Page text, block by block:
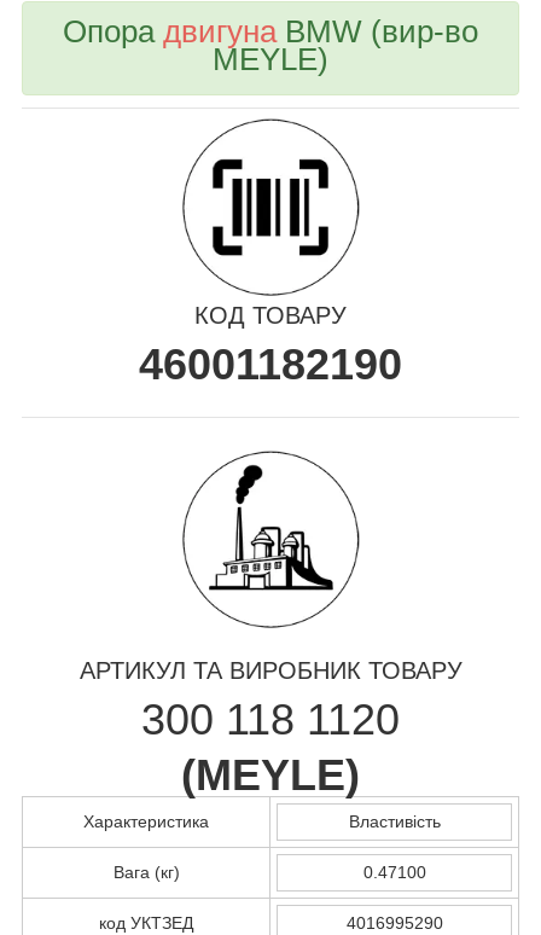
Опора двигунаBMW (вир-во
MEYLE)
КОД ТОВАРУ
46001182190
АРТИКУЛ ТА ВИРОБНИК ТОВАРУ
300 118 1120
(MEYLE)
Характеристика Властивість
Вага (кг) 0.47100
код УКТЗЕД 4016995290